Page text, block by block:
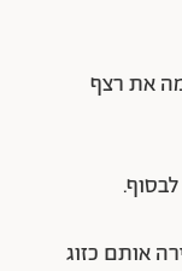
את רצף
אותם כזוג